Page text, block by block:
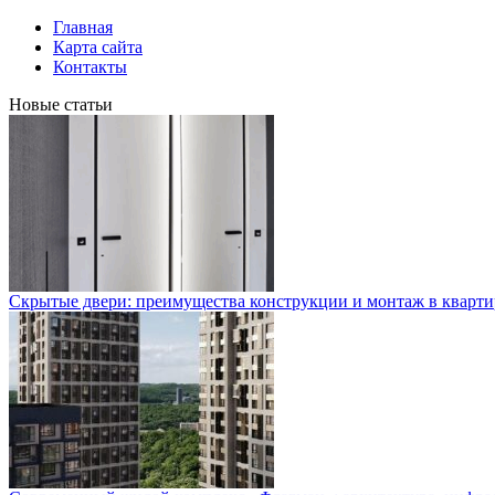
Главная
Карта сайта
Контакты
Новые статьи
Скрытые двери: преимущества конструкции и монтаж в